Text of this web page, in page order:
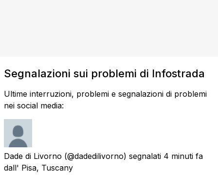
Segnalazioni sui problemi di Infostrada
Ultime interruzioni, problemi e segnalazioni di problemi
nei social media:
Dade di Livorno (@dadedilivorno) segnalati 4 minuti fa
dall' Pisa, Tuscany